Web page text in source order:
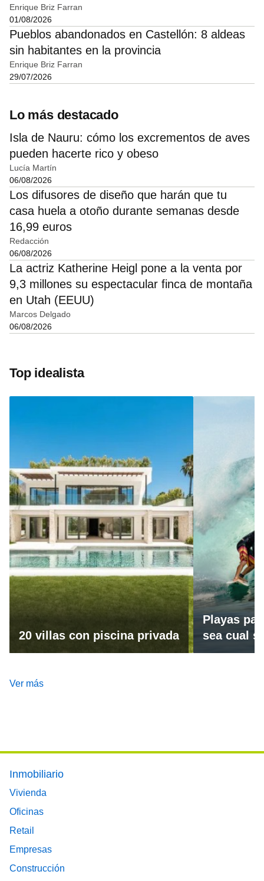
Enrique Briz Farran
01/08/2026
Pueblos abandonados en Castellón: 8 aldeas
sin habitantes en la provincia
Enrique Briz Farran
29/07/2026
Lo más destacado
Isla de Nauru: cómo los excrementos de aves
pueden hacerte rico y obeso
Lucía Martín
06/08/2026
Los difusores de diseño que harán que tu
casa huela a otoño durante semanas desde
16,99 euros
Redacción
06/08/2026
La actriz Katherine Heigl pone a la venta por
9,3 millones su espectacular finca de montaña
en Utah (EEUU)
Marcos Delgado
06/08/2026
Top idealista
20 villas con piscina privada
Playas
sea cual
Ver más
Footer main menu
Inmobiliario
Vivienda
Oficinas
Retail
Empresas
Construcción